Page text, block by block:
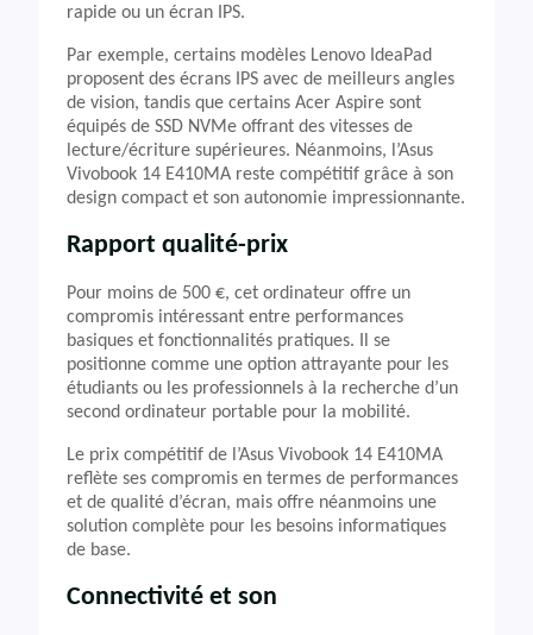
rapide ou un écran IPS.
Par exemple, certains modèles Lenovo IdeaPad
proposent des écrans IPS avec de meilleurs angles
de vision, tandis que certains Acer Aspire sont
équipés de SSD NVMe offrant des vitesses de
lecture/écriture supérieures. Néanmoins, l’Asus
Vivobook 14 E410MA reste compétitif grâce à son
design compact et son autonomie impressionnante.
Rapport qualité-prix
Pour moins de 500 €, cet ordinateur offre un
compromis intéressant entre performances
basiques et fonctionnalités pratiques. Il se
positionne comme une option attrayante pour les
étudiants ou les professionnels à la recherche d’un
second ordinateur portable pour la mobilité.
Le prix compétitif de l’Asus Vivobook 14 E410MA
reflète ses compromis en termes de performances
et de qualité d’écran, mais offre néanmoins une
solution complète pour les besoins informatiques
de base.
Connectivité et son